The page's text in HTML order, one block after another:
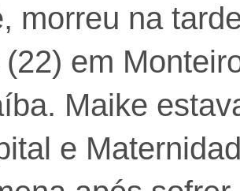
morreu na
em
Maike
e